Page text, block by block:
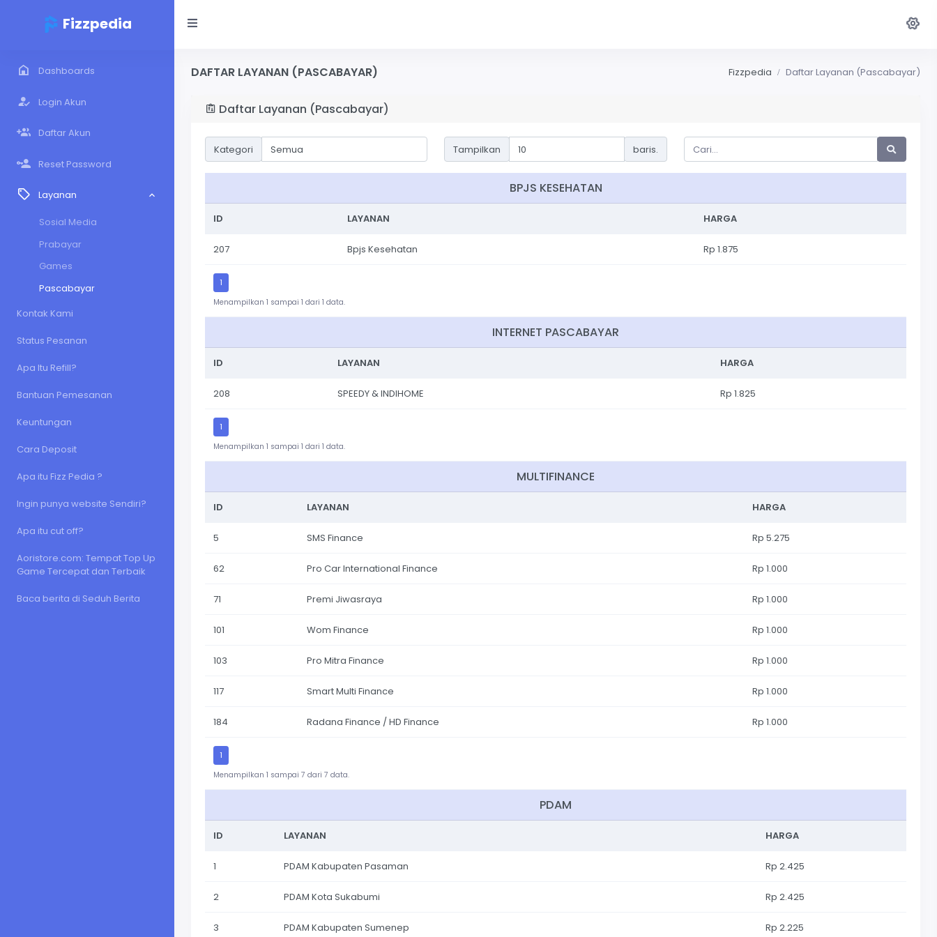
Fizzpedia
Dashboards
Login Akun
Daftar Akun
Reset Password
Layanan
Sosial Media
Prabayar
Games
Pascabayar
Kontak Kami
Status Pesanan
Apa Itu Refill?
Bantuan Pemesanan
Keuntungan
Cara Deposit
Apa itu Fizz Pedia ?
Ingin punya website Sendiri?
Apa itu cut off?
Aoristore.com: Tempat Top Up
Game Tercepat dan Terbaik
Baca berita di Seduh Berita
DAFTAR LAYANAN (PASCABAYAR) Fizzpedia Daftar Layanan (Pascabayar)
Daftar Layanan (Pascabayar)
Kategori Tampilkan baris.
BPJS KESEHATAN
ID LAYANAN HARGA
207 Bpjs Kesehatan Rp 1.875
1
Menampilkan 1 sampai 1 dari 1 data.
INTERNET PASCABAYAR
ID LAYANAN HARGA
208 SPEEDY & INDIHOME Rp 1.825
1
Menampilkan 1 sampai 1 dari 1 data.
MULTIFINANCE
ID LAYANAN HARGA
5 SMS Finance Rp 5.275
62 Pro Car International Finance Rp 1.000
71 Premi Jiwasraya Rp 1.000
101 Wom Finance Rp 1.000
103 Pro Mitra Finance Rp 1.000
117 Smart Multi Finance Rp 1.000
184 Radana Finance / HD Finance Rp 1.000
1
Menampilkan 1 sampai 7 dari 7 data.
PDAM
ID LAYANAN HARGA
1 PDAM Kabupaten Pasaman Rp 2.425
2 PDAM Kota Sukabumi Rp 2.425
3 PDAM Kabupaten Sumenep Rp 2.225